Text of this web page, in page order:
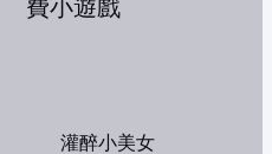
灌醉小美女